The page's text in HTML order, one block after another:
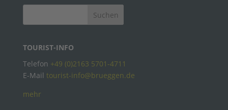
TOURIST-INFO
Telefon +49 (0)2163 5701-4711
E-Mail tourist-info@brueggen.de
mehr